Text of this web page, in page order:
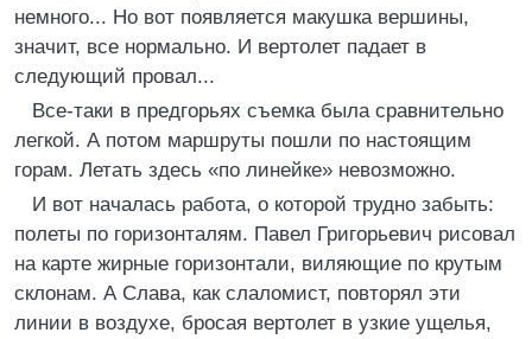
немного... Но вот появляется макушка вершины,
значит, все нормально. И вертолет падает в
следующий провал...
Все-таки в предгорьях съемка была сравнительно
легкой. А потом маршруты пошли по настоящим
горам. Летать здесь «по линейке» невозможно.
И вот началась работа, о которой трудно забыть:
полеты по горизонталям. Павел Григорьевич рисовал
на карте жирные горизонтали, виляющие по крутым
склонам. А Слава, как слаломист, повторял эти
линии в воздухе, бросая вертолет в узкие ущелья,